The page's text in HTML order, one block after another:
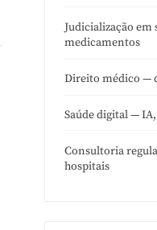
Judicialização em
medicamentos
Direito médico —
Saúde digital —
Consultoria
hospitais